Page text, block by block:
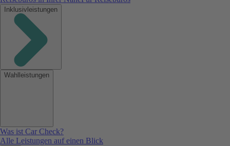
Inklusivleistungen
Wahlleistungen
Was ist Car Check?
Alle Leistungen auf einen Blick